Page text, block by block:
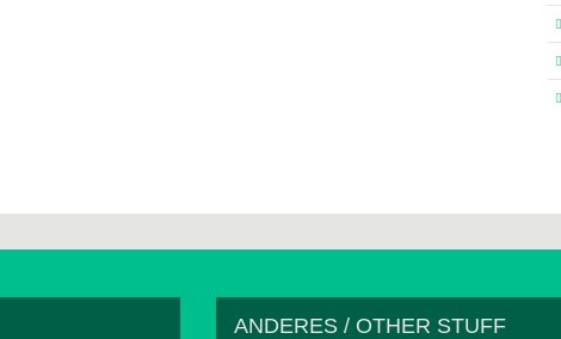
ANDERES / OTHER STUFF